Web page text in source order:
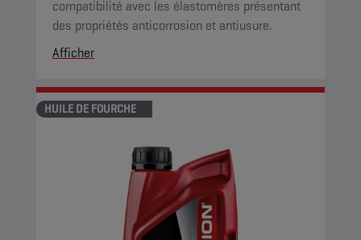
compatibilité avec les élastomères présentant
des propriétés anticorrosion et antiusure.
Afficher
HUILE DE FOURCHE